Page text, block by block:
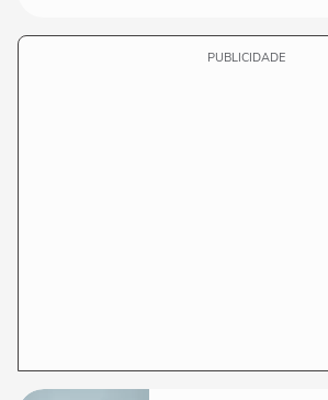
PUBLICIDADE